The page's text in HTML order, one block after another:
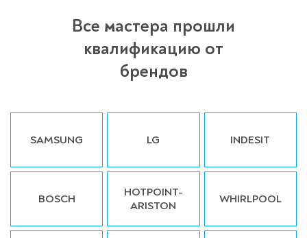
Все мастера прошли
квалификацию от
брендов
SAMSUNG LG INDESIT
BOSCH
HOTPOINT-
ARISTON
WHIRLPOOL